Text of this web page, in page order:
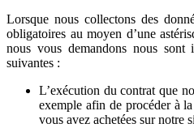
Lorsque nous collectons des
obligatoires au moyen d’une
nous vous demandons nous sont
suivantes :
L’exécution du contrat que
exemple afin de procéder à
vous avez achetées sur notre